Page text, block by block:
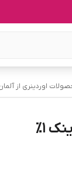
اوردینری از